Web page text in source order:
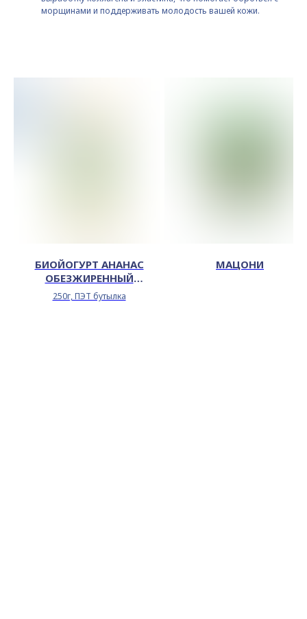
морщинами и поддерживать молодость вашей кожи.
БИОЙОГУРТ АНАНАС
ОБЕЗЖИРЕННЫЙ
ОБОГАЩЕННЫЙ БЕЛКОМ
0,1%
250г, ПЭТ бутылка
МАЦОНИ